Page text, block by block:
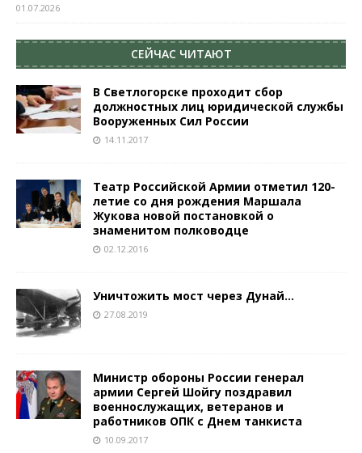
01.07.2026
СЕЙЧАС ЧИТАЮТ
В Светлогорске проходит сбор
должностных лиц юридической службы
Вооруженных Сил России
14.11.2017
Театр Российской Армии отметил 120-
летие со дня рождения Маршала
Жукова новой постановкой о
знаменитом полководце
02.12.2016
Уничтожить мост через Дунай…
27.08.2019
Министр обороны России генерал
армии Сергей Шойгу поздравил
военнослужащих, ветеранов и
работников ОПК с Днем танкиста
10.09.2017